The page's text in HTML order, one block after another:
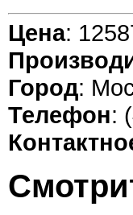
Цена:
Город:
Телефон: